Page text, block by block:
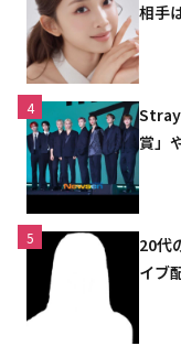
相手
4
Stray
賞」
5
20代
イブ